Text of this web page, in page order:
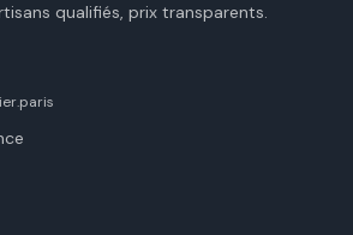
qualifiés, prix transparents.